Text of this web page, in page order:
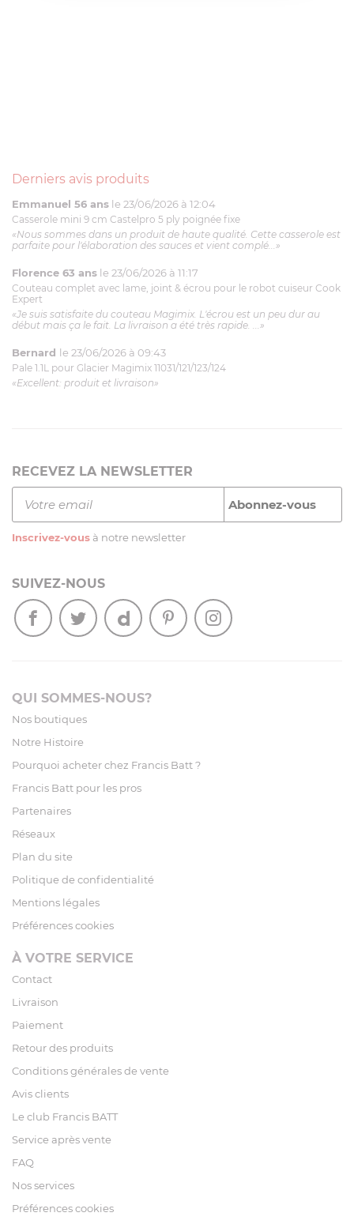
Derniers avis produits
Emmanuel 56 ans le 23/06/2026 à 12:04
Casserole mini 9 cm Castelpro 5 ply poignée fixe
«Nous sommes dans un produit de haute qualité. Cette casserole est
parfaite pour l'élaboration des sauces et vient complé...»
Florence 63 ans le 23/06/2026 à 11:17
Couteau complet avec lame, joint & écrou pour le robot cuiseur Cook
Expert
«Je suis satisfaite du couteau Magimix. L'écrou est un peu dur au
début mais ça le fait. La livraison a été très rapide. ...»
Bernard le 23/06/2026 à 09:43
Pale 1.1L pour Glacier Magimix 11031/121/123/124
«Excellent: produit et livraison»
RECEVEZ LA NEWSLETTER
Inscrivez-vous à notre newsletter
SUIVEZ-NOUS
QUI SOMMES-NOUS?
Nos boutiques
Notre Histoire
Pourquoi acheter chez Francis Batt ?
Francis Batt pour les pros
Partenaires
Réseaux
Plan du site
Politique de confidentialité
Mentions légales
Préférences cookies
À VOTRE SERVICE
Contact
Livraison
Paiement
Retour des produits
Conditions générales de vente
Avis clients
Le club Francis BATT
Service après vente
FAQ
Nos services
Préférences cookies